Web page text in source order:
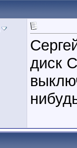
диск